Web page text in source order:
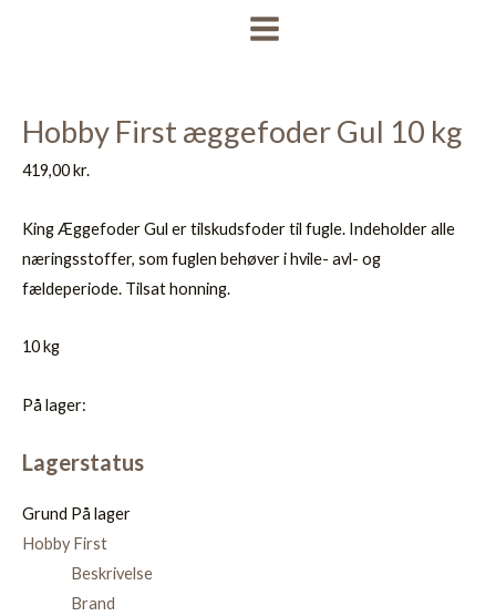
MAIN
Hobby First æggefoder Gul 10 kg
419,00kr.
King Æggefoder Gul er tilskudsfoder til fugle. Indeholder alle
næringsstoffer, som fuglen behøver i hvile- avl- og
fældeperiode. Tilsat honning.
10 kg
På lager:
Lagerstatus
Grund På lager
Hobby First
Beskrivelse
Brand